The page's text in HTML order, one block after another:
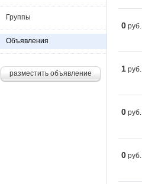
0 руб.
1 руб.
0 руб.
0 руб.
Группы
Объявления
разместить объявление